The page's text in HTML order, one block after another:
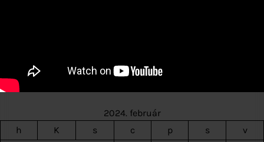
2024. február
h
K s c p s
v